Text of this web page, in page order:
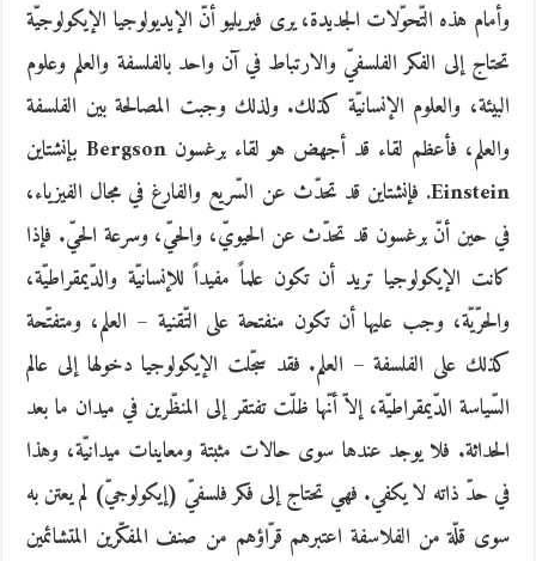
وأمام هذه التّحوّلات الجديدة، يرى فيريليو أنّ الإيديولوجيا الإيكولوجيّة
تحتاج إلى الفكر الفلسفيّ والارتباط في آن واحد بالفلسفة والعلم وعلوم
البيئة، والعلوم الإنسانيّة كذلك. ولذلك وجبت المصالحة بين الفلسفة
والعلم، فأعظم لقاء قد أجهض هو لقاء برغسون Bergson بإنشتاين
Einstein. فإنشتاين قد تحدّث عن السّريع والفارغ في مجال الفيزياء،
في حين أنّ برغسون قد تحدّث عن الحيويّ، والحيّ، وسرعة الحيّ. فإذا
كانت الإيكولوجيا تريد أن تكون علماً مفيداً للإنسانيّة والدّيمقراطيّة،
والحرّيّة، وجب عليها أن تكون منفتحة على التّقنية – العلم، ومتفتّحة
كذلك على الفلسفة – العلم. فقد سجّلت الإيكولوجيا دخولها إلى عالم
السّياسة الدّيمقراطيّة، إلاّ أنّها ظلّت تفتقر إلى المنظّرين في ميدان ما بعد
الحداثة. فلا يوجد عندها سوى حالات مثبتة ومعاينات ميدانيّة، وهذا
في حدّ ذاته لا يكفي. فهي تحتاج إلى فكر فلسفيّ (إيكولوجيّ) لم يعتن به
سوى قلّة من الفلاسفة اعتبرهم قرّاؤهم من صنف المفكّرين المتشائمين